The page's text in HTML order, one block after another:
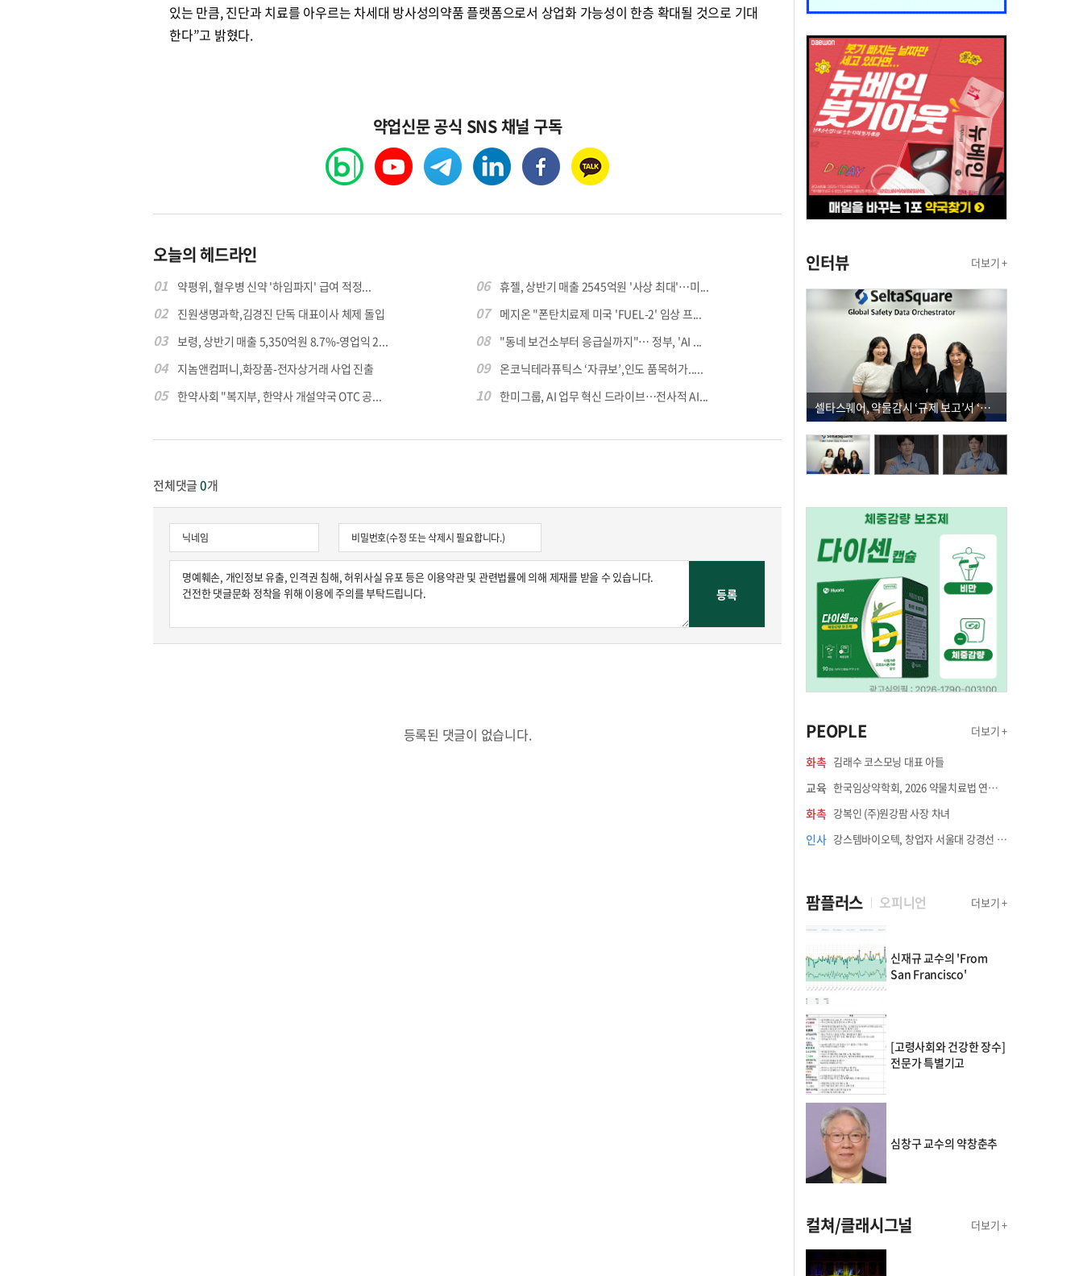
있는 만큼, 진단과 치료를 아우르는 차세대 방사성의약품 플랫폼으로서 상업화 가능성이 한층 확대될 것으로 기대
한다”고 밝혔다.
약업신문 공식 SNS 채널 구독
오늘의 헤드라인
01 약평위, 혈우병 신약 '하임파지' 급여 적정...
02 진원생명과학,김경진 단독 대표이사 체제 돌입
03 보령, 상반기 매출 5,350억원 8.7%-영업익 2...
04 지놈앤컴퍼니,화장품-전자상거래 사업 진출
05 한약사회 "복지부, 한약사 개설약국 OTC 공...
06 휴젤, 상반기 매출 2545억원 '사상 최대'…미...
07 메지온 "폰탄치료제 미국 'FUEL-2' 임상 프...
08 "동네 보건소부터 응급실까지"… 정부, 'AI ...
09 온코닉테라퓨틱스 ‘자큐보’,인도 품목허가.....
10 한미그룹, AI 업무 혁신 드라이브…전사적 AI...
전체댓글0개
등록된 댓글이 없습니다.
인터뷰 더보기 +
셀타스퀘어, 약물감시 ‘규제 보고’서 ‘데이터 의사결정’으로 "PVX 전환 요구 커진다"
PEOPLE 더보기 +
화촉 김래수 코스모닝 대표 아들
교육 한국임상약학회, 2026 약물치료법 연수강좌 8월 21일 개최
화촉 강복인 (주)원강팜 사장 차녀
인사 강스템바이오텍, 창업자 서울대 강경선 교수 최고과학책임자 선임
팜플러스 오피니언 더보기 +
신재규 교수의 'From
San Francisco'
[고령사회와 건강한 장수]
전문가 특별기고
심창구 교수의 약창춘추
컬쳐/클래시그널 더보기 +